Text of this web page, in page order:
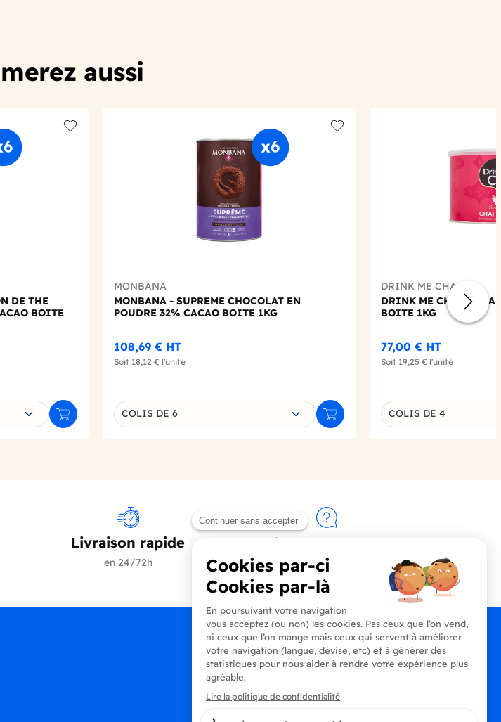
aussi
DE THE
BOITE
Ajouter au panier
MONBANA
MONBANA - SUPREME CHOCOLAT EN
POUDRE 32% CACAO BOITE 1KG
108,69 € HT
Soit 18,12 € l'unité
Choisissez une déclinaison
COLIS DE 6 Ajouter au panier
DRINK ME CHAI
DRINK ME CHAI -
BOITE 1KG
77,00 € HT
Soit 19,25 € l'unité
Choisissez une
COLIS DE 4
Livraison rapide
en 24/72h
Contactez-nous
+33 (0)4 90 91 20 80